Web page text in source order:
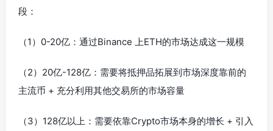
段：
（1）0-20亿：通过Binance 上ETH的市场达成这一规模
（2）20亿-128亿：需要将抵押品拓展到市场深度靠前的
主流币 + 充分利用其他交易所的市场容量
（3）128亿以上：需要依靠Crypto市场本身的增长 + 引入